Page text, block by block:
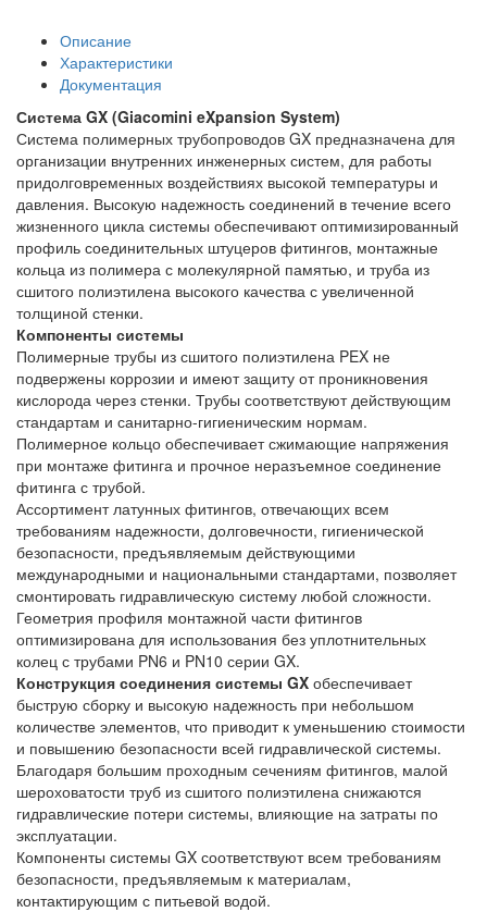
Описание
Характеристики
Документация
Система GX (Giacomini eXpansion System)
Система полимерных трубопроводов GX предназначена для
организации внутренних инженерных систем, для работы
придолговременных воздействиях высокой температуры и
давления. Высокую надежность соединений в течение всего
жизненного цикла системы обеспечивают оптимизированный
профиль соединительных штуцеров фитингов, монтажные
кольца из полимера с молекулярной памятью, и труба из
сшитого полиэтилена высокого качества с увеличенной
толщиной стенки.
Компоненты системы
Полимерные трубы из сшитого полиэтилена PEX не
подвержены коррозии и имеют защиту от проникновения
кислорода через стенки. Трубы соответствуют действующим
стандартам и санитарно-гигиеническим нормам.
Полимерное кольцо обеспечивает сжимающие напряжения
при монтаже фитинга и прочное неразъемное соединение
фитинга с трубой.
Ассортимент латунных фитингов, отвечающих всем
требованиям надежности, долговечности, гигиенической
безопасности, предъявляемым действующими
международными и национальными стандартами, позволяет
смонтировать гидравлическую систему любой сложности.
Геометрия профиля монтажной части фитингов
оптимизирована для использования без уплотнительных
колец с трубами PN6 и PN10 серии GX.
Конструкция соединения системы GX обеспечивает
быструю сборку и высокую надежность при небольшом
количестве элементов, что приводит к уменьшению стоимости
и повышению безопасности всей гидравлической системы.
Благодаря большим проходным сечениям фитингов, малой
шероховатости труб из сшитого полиэтилена снижаются
гидравлические потери системы, влияющие на затраты по
эксплуатации.
Компоненты системы GX соответствуют всем требованиям
безопасности, предъявляемым к материалам,
контактирующим с питьевой водой.